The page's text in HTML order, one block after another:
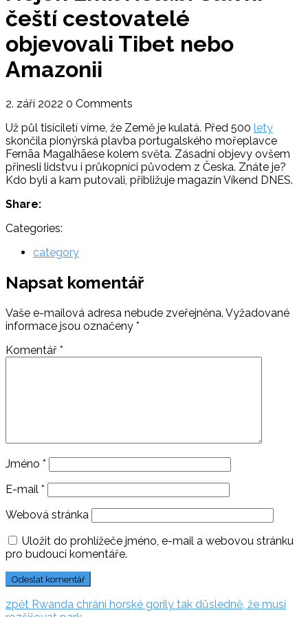
čeští cestovatelé
objevovali Tibet nebo
Amazonii
2. září 2022 0 Comments
Už půl tisíciletí víme, že Země je kulatá. Před 500 lety
skončila pionýrská plavba portugalského mořeplavce
Fernãa Magalhãese kolem světa. Zásadní objevy ovšem
přinesli lidstvu i průkopníci původem z Česka. Znáte je?
Kdo byli a kam putovali, přibližuje magazín Víkend DNES.
Share:
Categories:
category
Napsat komentář
Vaše e-mailová adresa nebude zveřejněna. Vyžadované
informace jsou označeny *
Komentář *
Jméno *
E-mail *
Webová stránka
Uložit do prohlížeče jméno, e-mail a webovou stránku
pro budoucí komentáře.
Navigace
zpět zpět:
Rwanda chrání horské gorily tak důsledně, že musí